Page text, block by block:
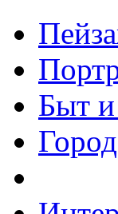
Быт
Город